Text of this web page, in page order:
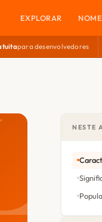
EXPLORAR
para desenvolvedores
NESTE